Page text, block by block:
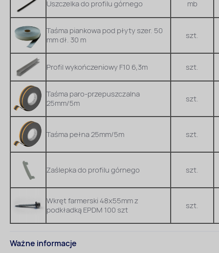
Uszczelka do profilu górnego mb
Taśma piankowa pod płyty szer. 50
mm dł. 30 m
szt.
Profil wykończeniowy F10 6,3m szt.
Taśma paro-przepuszczalna
25mm/5m
szt.
Taśma pełna 25mm/5m szt.
Zaślepka do profilu górnego szt.
Wkręt farmerski 48x55mm z
podkładką EPDM 100 szt
szt.
Ważne informacje